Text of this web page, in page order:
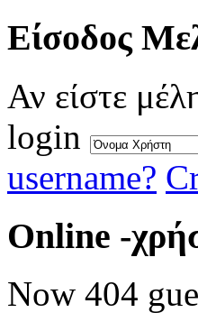
Eίσοδος
Αν είστε
login
username?
Online -
Now 404